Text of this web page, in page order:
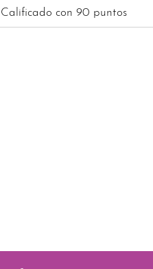
Calificado con 90 puntos